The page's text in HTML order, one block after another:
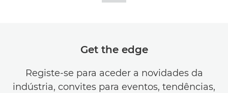
Get the edge
Registe-se para aceder a novidades da
indústria, convites para eventos, tendências,